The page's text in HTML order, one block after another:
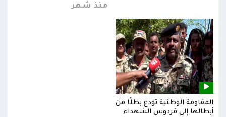
منذ شهر
المقاومة الوطنية تودع بطلًا من
أبطالها إلى فردوس الشهداء